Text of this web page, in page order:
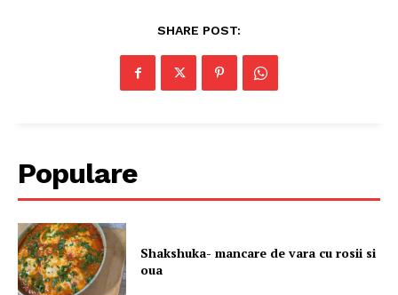
SHARE POST:
Populare
Shakshuka- mancare de vara cu rosii si
oua